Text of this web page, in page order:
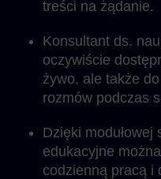
treści na żądanie.
Konsultant ds.
oczywiście
żywo, ale także
rozmów podczas
Dzięki modułowej
edukacyjne
codzienną pracą i